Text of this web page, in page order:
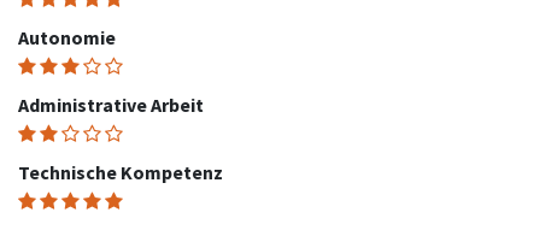
Autonomie
Administrative Arbeit
Technische Kompetenz